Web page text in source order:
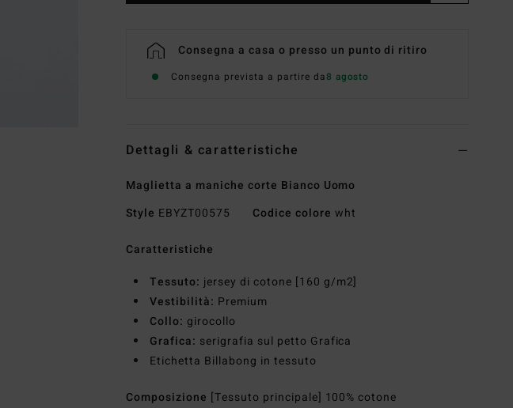
Consegna a casa o presso un punto di ritiro
Consegna prevista a partire da8 agosto
Dettagli & caratteristiche
Maglietta a maniche corte Bianco Uomo
Style EBYZT00575 Codice colore wht
Caratteristiche
Tessuto: jersey di cotone [160 g/m2]
Vestibilità: Premium
Collo: girocollo
Grafica: serigrafia sul petto Grafica
Etichetta Billabong in tessuto
Composizione [Tessuto principale] 100% cotone